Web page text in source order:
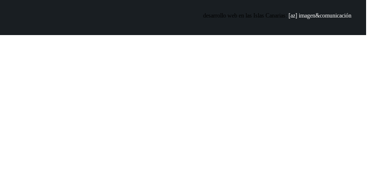
desarrollo web en las Islas Canarias: [az] imagen&comunicación